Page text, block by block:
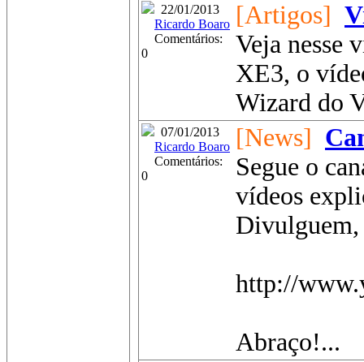
22/01/2013
Ricardo Boaro
Comentários:
0
[Artigos]
Veja nesse
XE3, o
Wizard do
07/01/2013
Ricardo Boaro
Comentários:
0
[News]
Segue o
vídeos
Divulguem,
http://
Abraço!...